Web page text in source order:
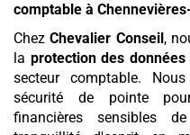
comptable à
ChezChevalier Conseil,
la protection des données
secteur comptable.
sécurité de pointe
financières sensibles